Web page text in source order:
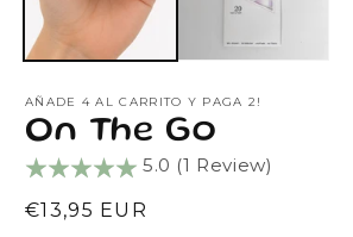
AÑADE 4 AL CARRITO Y PAGA 2!
On The Go
5.0 (1 Review)
Regular
€13,95 EUR